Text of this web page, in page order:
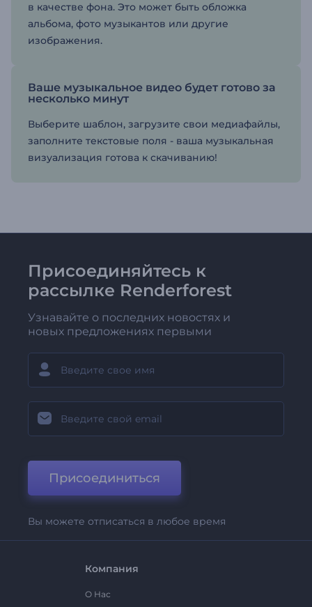
в качестве фона. Это может быть обложка
альбома, фото музыкантов или другие
изображения.
Ваше музыкальное видео будет готово за
несколько минут
Выберите шаблон, загрузите свои медиафайлы,
заполните текстовые поля - ваша музыкальная
визуализация готова к скачиванию!
Присоединяйтесь к
рассылке Renderforest
Узнавайте о последних новостях и
новых предложениях первыми
Присоединиться
Вы можете отписаться в любое время
Компания
О Нас